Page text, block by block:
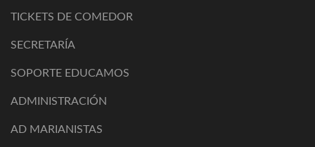
TICKETS DE COMEDOR
SECRETARÍA
SOPORTE EDUCAMOS
ADMINISTRACIÓN
AD MARIANISTAS